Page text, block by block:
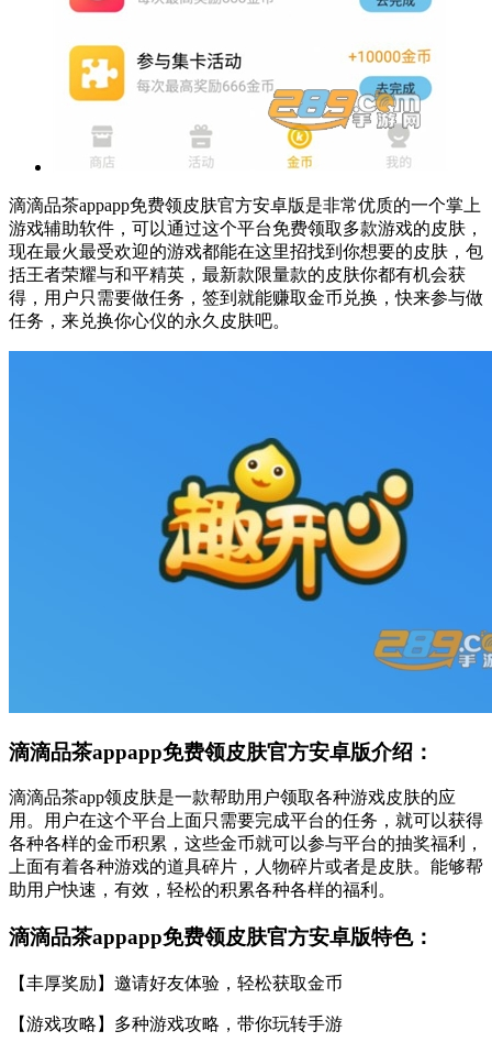
滴滴品茶appapp免费领皮肤官方安卓版是非常优质的一个掌上
游戏辅助软件，可以通过这个平台免费领取多款游戏的皮肤，
现在最火最受欢迎的游戏都能在这里招找到你想要的皮肤，包
括王者荣耀与和平精英，最新款限量款的皮肤你都有机会获
得，用户只需要做任务，签到就能赚取金币兑换，快来参与做
任务，来兑换你心仪的永久皮肤吧。
滴滴品茶appapp免费领皮肤官方安卓版介绍：
滴滴品茶app领皮肤是一款帮助用户领取各种游戏皮肤的应
用。用户在这个平台上面只需要完成平台的任务，就可以获得
各种各样的金币积累，这些金币就可以参与平台的抽奖福利，
上面有着各种游戏的道具碎片，人物碎片或者是皮肤。能够帮
助用户快速，有效，轻松的积累各种各样的福利。
滴滴品茶appapp免费领皮肤官方安卓版特色：
【丰厚奖励】邀请好友体验，轻松获取金币
【游戏攻略】多种游戏攻略，带你玩转手游